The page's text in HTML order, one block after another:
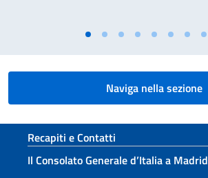
Naviga nella sezione
Sezione footer
Recapiti e Contatti
Il Consolato Generale d’Italia a Madrid